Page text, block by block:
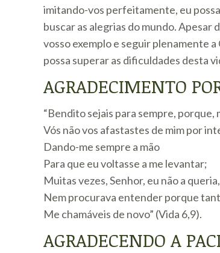
imitando-vos perfeitamente, eu
buscar as alegrias do mundo.
vosso exemplo e seguir plenamente
possa superar as dificuldades desta
AGRADECIMENTO
“Bendito sejais para sempre, porque,
Vós não vos afastastes de mim por
Dando-me sempre a mão
Para que eu voltasse a me levantar;
Muitas vezes, Senhor, eu não a queria,
Nem procurava entender porque
Me chamáveis de novo” (Vida 6,9).
AGRADECENDO A